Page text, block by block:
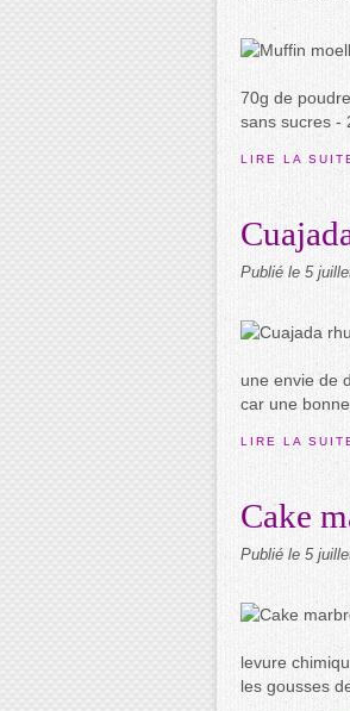
70g de
sans sucres -
LIRE LA
Publié le 5
une envie de
car une
LIRE LA
Cake
Publié le 5
levure
les gousses